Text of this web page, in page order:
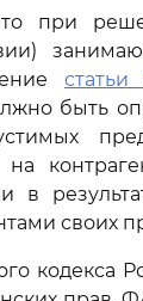
при
статьи
быть
в
своих
кодекса